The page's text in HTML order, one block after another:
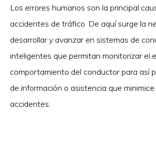
Los errores humanos son la principal
accidentes de tráfico. De aquí surge la
desarrollar y avanzar en sistemas de
inteligentes que permitan monitorizar el
comportamiento del conductor para así
de información o asistencia que
accidentes.